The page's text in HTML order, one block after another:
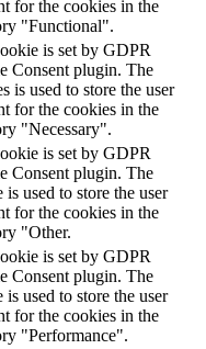
for the cookies in the
"Functional".
is set by GDPR
Consent plugin. The
is used to store the user
for the cookies in the
"Necessary".
is set by GDPR
Consent plugin. The
is used to store the user
for the cookies in the
"Other.
is set by GDPR
Consent plugin. The
is used to store the user
for the cookies in the
"Performance".